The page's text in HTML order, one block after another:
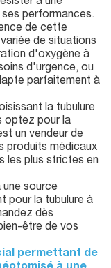
à une
performances.
de cette
de situations
d'oxygène à
d'urgence, ou
parfaitement à
la tubulure
optez pour la
un vendeur de
produits médicaux
les plus strictes en
source
pour la tubulure à
dès
être de vos
permettant de